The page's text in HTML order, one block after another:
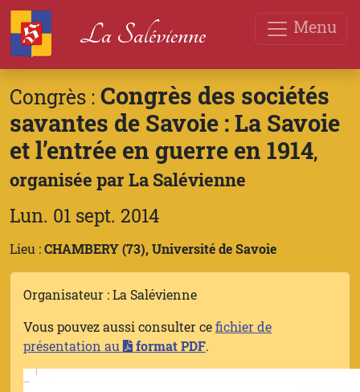
Menu
La Salévienne
Congrès : Congrès des sociétés
savantes de Savoie : La Savoie
et l’entrée en guerre en 1914,
organisée par La Salévienne
Lun. 01 sept. 2014
Lieu :CHAMBERY (73), Université de Savoie
Organisateur : La Salévienne
Vous pouvez aussi consulter cefichier de
présentation au
format PDF.